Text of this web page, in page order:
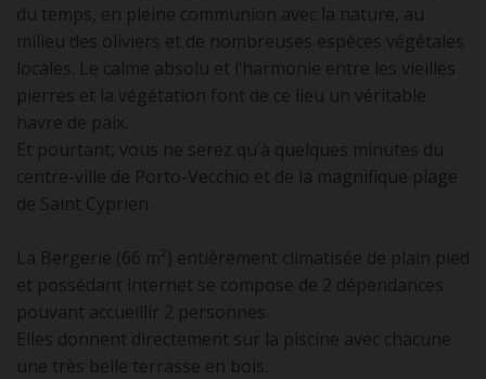
du temps, en pleine communion avec la nature, au
milieu des oliviers et de nombreuses espèces végétales
locales. Le calme absolu et l’harmonie entre les vieilles
pierres et la végétation font de ce lieu un véritable
havre de paix.
Et pourtant, vous ne serez qu’à quelques minutes du
centre-ville de Porto-Vecchio et de la magnifique plage
de Saint Cyprien.
La Bergerie (66 m²) entièrement climatisée de plain pied
et possédant internet se compose de 2 dépendances
pouvant accueillir 2 personnes.
Elles donnent directement sur la piscine avec chacune
une très belle terrasse en bois.